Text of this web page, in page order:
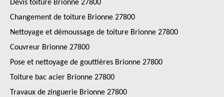
Devis toiture Brionne 27800
Changement de toiture Brionne 27800
Nettoyage et démoussage de toiture Brionne 27800
Couvreur Brionne 27800
Pose et nettoyage de gouttières Brionne 27800
Toiture bac acier Brionne 27800
Travaux de zinguerie Brionne 27800